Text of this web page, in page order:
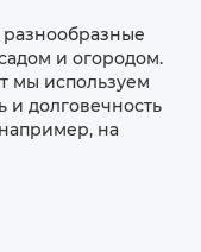
и огородом.
мы используем
и долговечность
на